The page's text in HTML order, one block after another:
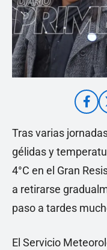
Tras varias
gélidas y
4°C en el Gran
a retirarse
paso a tardes
El Servicio